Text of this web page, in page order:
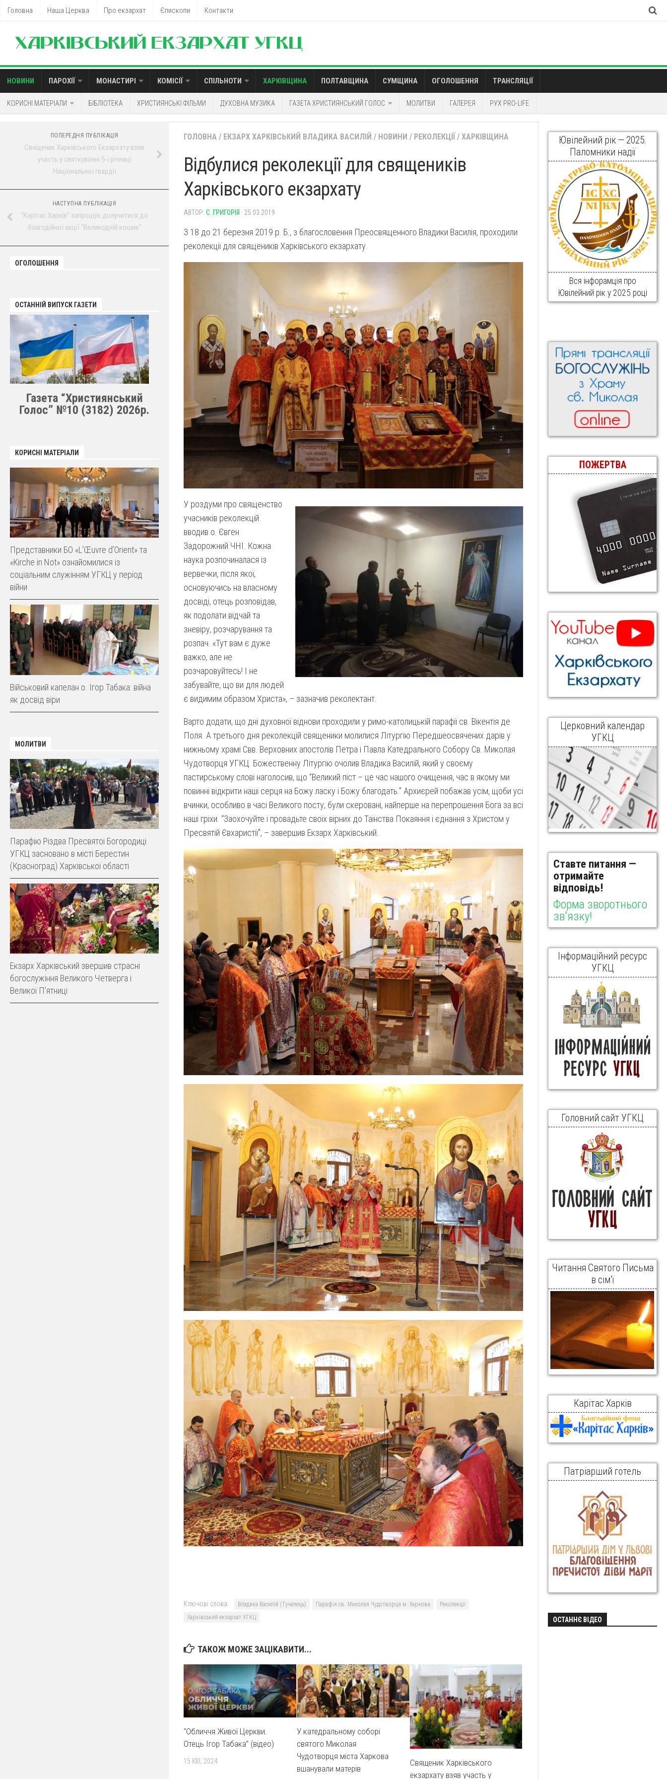
Головна Наша Церква Про екзархат Єпископи Контакти
НОВИНИ ПАРОХІЇ МОНАСТИРІ КОМІСІЇ СПІЛЬНОТИ ХАРКІВЩИНА ПОЛТАВЩИНА СУМЩИНА ОГОЛОШЕННЯ ТРАНСЛЯЦІЇ
КОРИСНІ МАТЕРІАЛИ БІБЛІОТЕКА ХРИСТИЯНСЬКІ ФІЛЬМИ ДУХОВНА МУЗИКА ГАЗЕТА ХРИСТИЯНСЬКИЙ ГОЛОС МОЛИТВИ ГАЛЕРЕЯ РУХ PRO-LIFE
ГОЛОВНА / ЕКЗАРХ ХАРКІВСЬКИЙ ВЛАДИКА ВАСИЛІЙ / НОВИНИ / РЕКОЛЕКЦІЇ / ХАРКІВЩИНА
Відбулися реколекції для священиків
Харківського екзархату
АВТОР: С. ГРИГОРІЯ · 25.03.2019
З 18 до 21 березня 2019 р. Б., з благословення Преосвященного Владики Василія, проходили
реколекції для священиків Харківського екзархату.
У роздуми про священство
учасників реколекцій
вводив о. Євген
Задорожний ЧНІ. Кожна
наука розпочиналася із
вервечки, після якої,
основуючись на власному
досвіді, отець розповідав,
як подолати відчай та
зневіру, розчарування та
розпач. «Тут вам є дуже
важко, але не
розчаровуйтесь! І не
забувайте, що ви для людей
є видимим образом Христа», – зазначив реколектант.
Варто додати, що дні духовної віднови проходили у римо-католицькій парафії св. Вікентія де
Поля. А третього дня реколекцій священики молилися Літургію Передшеосвячених дарів у
нижньому храмі Свв. Верховних апостолів Петра і Павла Катедрального Собору Св. Миколая
Чудотворця УГКЦ. Божественну Літургію очолив Владика Василій, який у своєму
пастирському слові наголосив, що “Великий піст – це час нашого очищення, час в якому ми
повинні відкрити наші серця на Божу ласку і Божу благодать.” Архиєрей побажав усім, щоби усі
вчинки, особливо в часі Великого посту, були скеровані, найперше на перепрошення Бога за всі
наші гріхи. “Заохочуйте і провадьте своїх вірних до Таїнства Покаяння і єднання з Христом у
Пресвятій Євхаристії”, – завершив Екзарх Харківський.
Ключові слова: Владика Василій (Тучапець) Парафія св. Миколая Чудотворця м. Харкова
Реколекції
Харківський екзархат УГКЦ
ТАКОЖ МОЖЕ ЗАЦІКАВИТИ...
“Обличчя Живої Церкви.
Отець Ігор Табака” (відео)
15 КВІ, 2024
У катедральному соборі
святого Миколая
Чудотворця міста Харкова
вшанували матерів
Священик Харківського
екзархату взяв участь у
ПОПЕРЕДНЯ ПУБЛІКАЦІЯ
Священик Харківського Екзархату взяв
участь у святкуванні 5-ї річниці
Національної гвардії
НАСТУПНА ПУБЛІКАЦІЯ
“Карітас Харків” запрошує долучитися до
благодійної акції “Великодній кошик”
ОГОЛОШЕННЯ
ОСТАННІЙ ВИПУСК ГАЗЕТИ
Газета “Християнський
Голос” №10 (3182) 2026р.
КОРИСНІ МАТЕРІАЛИ
Представники БО «L’Œuvre d’Orient» та
«Kirche in Not» ознайомилися із
соціальним служінням УГКЦ у період
війни
Військовий капелан о. Ігор Табака: війна
як досвід віри
МОЛИТВИ
Парафію Різдва Пресвятої Богородиці
УГКЦ засновано в місті Берестин
(Красноград) Харківської області
Екзарх Харківський звершив страсні
богослужіння Великого Четверга і
Великої Пʼятниці
Ювілейний рік — 2025.
Паломники надії
Вся інфорамція про
Ювілейний рік у 2025 році
ПОЖЕРТВА
Церковний календар
УГКЦ
Ставте питання —
отримайте
відповідь!
Форма зворотнього
зв'язку!
Інформаційний ресурс
УГКЦ
Головний сайт УГКЦ
Читання Святого Письма
в сім’ї
Карітас Харків
Патріарший готель
ОСТАННЄ ВІДЕО